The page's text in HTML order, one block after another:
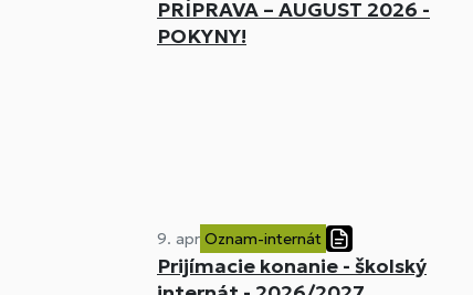
PRÍPRAVA – AUGUST 2026 -
POKYNY!
9. apr Oznam-internát
Prijímacie konanie - školský